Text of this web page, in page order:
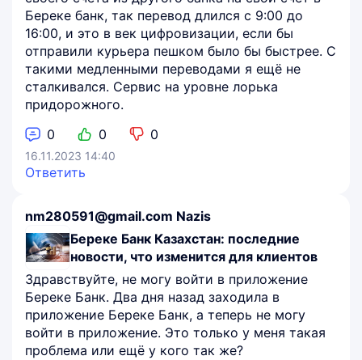
Береке банк, так перевод длился с 9:00 до
16:00, и это в век цифровизации, если бы
отправили курьера пешком было бы быстрее. С
такими медленными переводами я ещё не
сталкивался. Сервис на уровне лорька
придорожного.
0
0 0
16.11.2023 14:40
Ответить
nm280591@gmail.com Nazis
Береке Банк Казахстан: последние
новости, что изменится для клиентов
Здравствуйте, не могу войти в приложение
Береке Банк. Два дня назад заходила в
приложение Береке Банк, а теперь не могу
войти в приложение. Это только у меня такая
проблема или ещё у кого так же?